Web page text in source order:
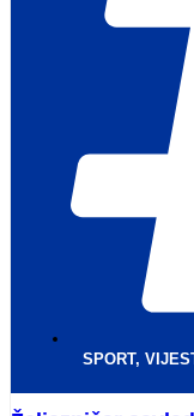
SPORT,